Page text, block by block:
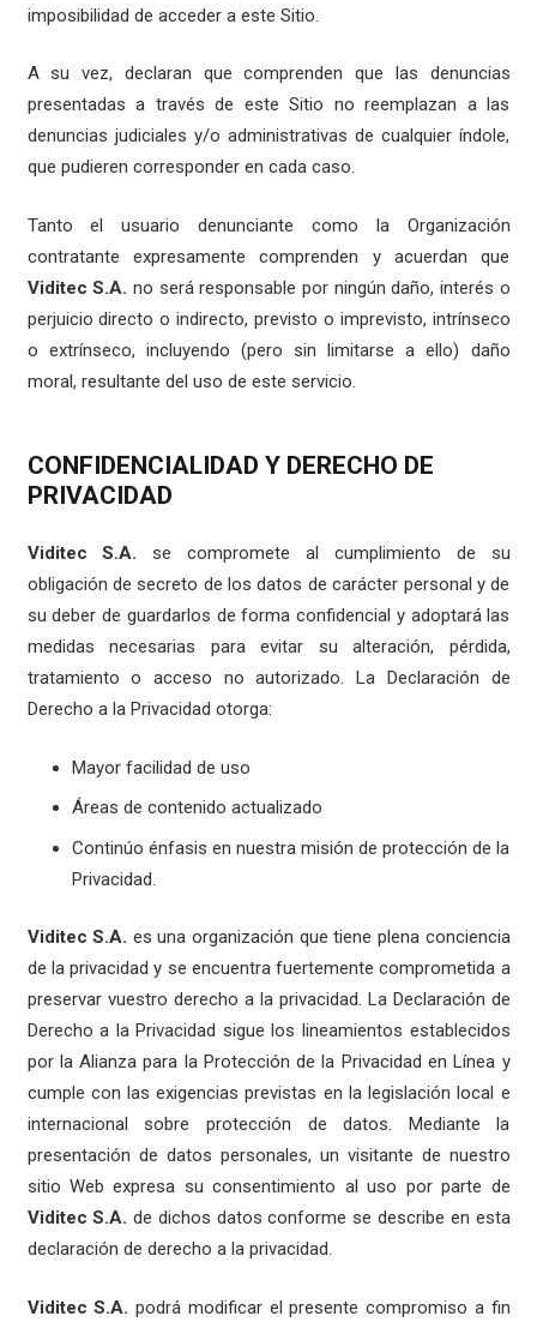
imposibilidad de acceder a este Sitio.
A su vez, declaran que comprenden que las denuncias
presentadas a través de este Sitio no reemplazan a las
denuncias judiciales y/o administrativas de cualquier índole,
que pudieren corresponder en cada caso.
Tanto el usuario denunciante como la Organización
contratante expresamente comprenden y acuerdan que
Viditec S.A. no será responsable por ningún daño, interés o
perjuicio directo o indirecto, previsto o imprevisto, intrínseco
o extrínseco, incluyendo (pero sin limitarse a ello) daño
moral, resultante del uso de este servicio.
CONFIDENCIALIDAD Y DERECHO DE
PRIVACIDAD
Viditec S.A. se compromete al cumplimiento de su
obligación de secreto de los datos de carácter personal y de
su deber de guardarlos de forma confidencial y adoptará las
medidas necesarias para evitar su alteración, pérdida,
tratamiento o acceso no autorizado. La Declaración de
Derecho a la Privacidad otorga:
Mayor facilidad de uso
Áreas de contenido actualizado
Continúo énfasis en nuestra misión de protección de la
Privacidad.
Viditec S.A. es una organización que tiene plena conciencia
de la privacidad y se encuentra fuertemente comprometida a
preservar vuestro derecho a la privacidad. La Declaración de
Derecho a la Privacidad sigue los lineamientos establecidos
por la Alianza para la Protección de la Privacidad en Línea y
cumple con las exigencias previstas en la legislación local e
internacional sobre protección de datos. Mediante la
presentación de datos personales, un visitante de nuestro
sitio Web expresa su consentimiento al uso por parte de
Viditec S.A.de dichos datos conforme se describe en esta
declaración de derecho a la privacidad.
Viditec S.A. podrá modificar el presente compromiso a fin